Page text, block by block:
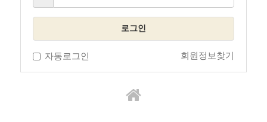
로그인
자동로그인 회원정보찾기